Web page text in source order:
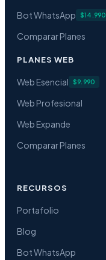
Bot WhatsApp
$14.990
Comparar Planes
PLANES WEB
Web Esencial $9.990
Web Profesional
Web Expande
Comparar Planes
RECURSOS
Portafolio
Blog
Bot WhatsApp